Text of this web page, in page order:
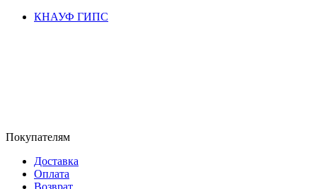
КНАУФ ГИПС
Покупателям
Доставка
Оплата
Возврат